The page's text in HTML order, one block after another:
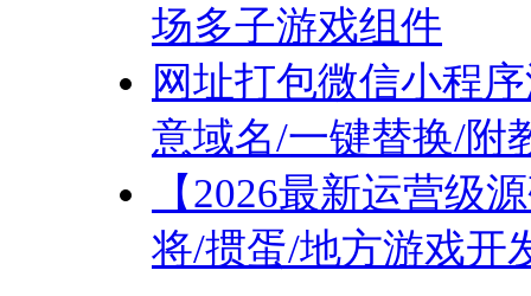
场多子游戏组件
网址打包微信小程
意域名/一键替换/附
【2026最新运营级
将/掼蛋/地方游戏开